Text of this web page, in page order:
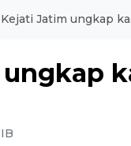
Kejati Jatim ungkap